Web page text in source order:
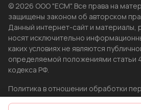
© 2026 ООО "ЕСМ". Все права на
защищены законом об авторском
Данный интернет-сайт и
носят исключительно
каких условиях не являются
определяемой положениями статьи
кодекса РФ.
Политика в отношении обработки
Создание сайта